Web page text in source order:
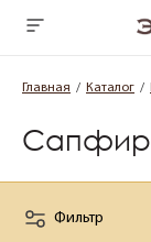
Главная Каталог
Сапфир
Фильтр